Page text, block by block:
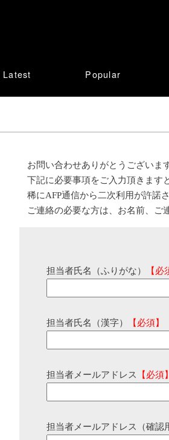
Latest Popular
お問い合わせありがとうございま
下記に必要事項をご入力頂きます
稀にAFP通信から二次利用が許諾
ご連絡の必要な方は、お名前、ご
担当者氏名（ふりがな） 【必
担当者氏名（漢字） 【必須】
担当者メールアドレス 【必須】
担当者メールアドレス（確認